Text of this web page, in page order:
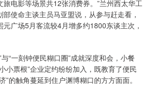
电影等场景共12张消费券。”兰州西太华工
使命主谈主员马亚盟说，从参与赶走看，
广场5月客流较4月增多约1800东谈主次，
“一刻钟便民糊口圈”成就深度和会，小餐
小票根”企业定约纷纷加入，既教育了便民
”的触角蔓延到住户渊博糊口的方方面面。